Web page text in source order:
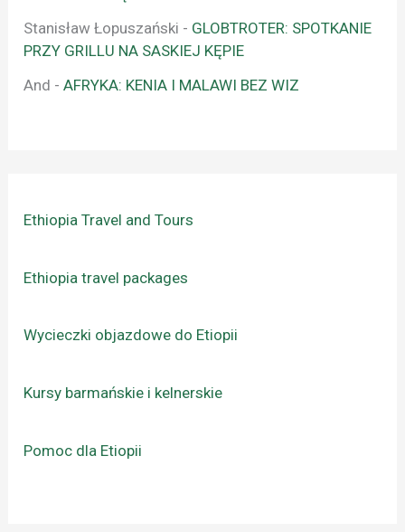
Stanisław Łopuszański - GLOBTROTER: SPOTKANIE
PRZY GRILLU NA SASKIEJ KĘPIE
And -AFRYKA: KENIA I MALAWI BEZ WIZ
Ethiopia Travel and Tours
Ethiopia travel packages
Wycieczki objazdowe do Etiopii
Kursy barmańskie i kelnerskie
Pomoc dla Etiopii